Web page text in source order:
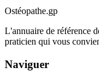
Ostéopathe.gp
L'annuaire de référence
praticien qui vous
Naviguer